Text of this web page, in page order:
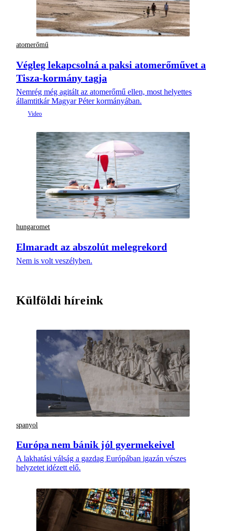
atomerőmű
Végleg lekapcsolná a paksi atomerőművet a
Tisza-kormány tagja
Nemrég még agitált az atomerőmű ellen, most helyettes
államtitkár Magyar Péter kormányában.
hungaromet
Elmaradt az abszolút melegrekord
Nem is volt veszélyben.
Külföldi híreink
spanyol
Európa nem bánik jól gyermekeivel
A lakhatási válság a gazdag Európában igazán vészes
helyzetet idézett elő.